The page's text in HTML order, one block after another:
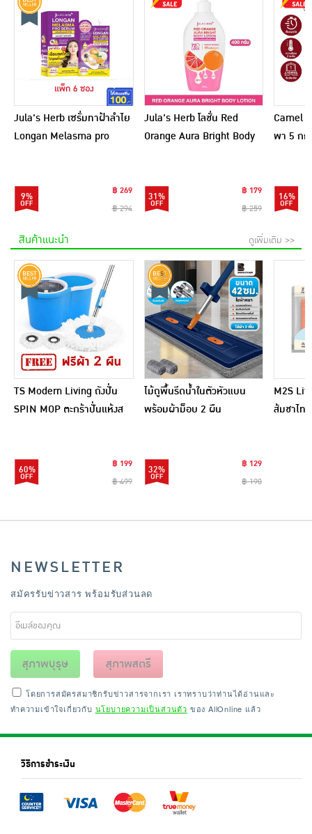
Jula's Herb เซรั่มทาฝ้าลำไย
Longan Melasma pro
9%
฿ 269
฿ 294
Jula's Herb โลชั่น Red
Orange Aura Bright Body
31%
฿ 179
฿ 259
Camel
พา 5 กก
16%
สินค้าแนะนำ ดูเพิ่มเติม >>
TS Modern Living ถังปั่น
SPIN MOP ตะกร้าปั่นแห้งส
60%
฿ 199
฿ 499
ไม้ถูพื้นรีดน้ำในตัวหัวแบน
พร้อมผ้าม็อบ 2 ผืน
32%
฿ 129
฿ 190
M2S
ส้มชาไท
NEWSLETTER
สมัครรับข่าวสาร พร้อมรับส่วนลด
สุภาพบุรุษ สุภาพสตรี
โดยการสมัครสมาชิกรับข่าวสารจากเรา เราทราบว่าท่านได้อ่านและ
ทำความเข้าใจเกี่ยวกับ นโยบายความเป็นส่วนตัว ของ AllOnline แล้ว
วิธีการชำระเงิน